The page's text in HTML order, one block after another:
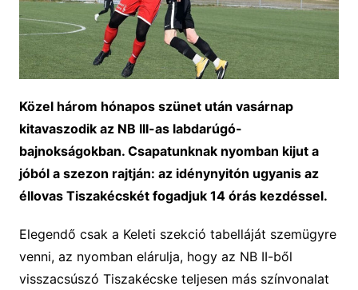
Közel három hónapos szünet után vasárnap
kitavaszodik az NB III-as labdarúgó-
bajnokságokban. Csapatunknak nyomban kijut a
jóból a szezon rajtján: az idénynyitón ugyanis az
éllovas Tiszakécskét fogadjuk 14 órás kezdéssel.
Elegendő csak a Keleti szekció tabelláját szemügyre
venni, az nyomban elárulja, hogy az NB II-ből
visszacsúszó Tiszakécske teljesen más színvonalat